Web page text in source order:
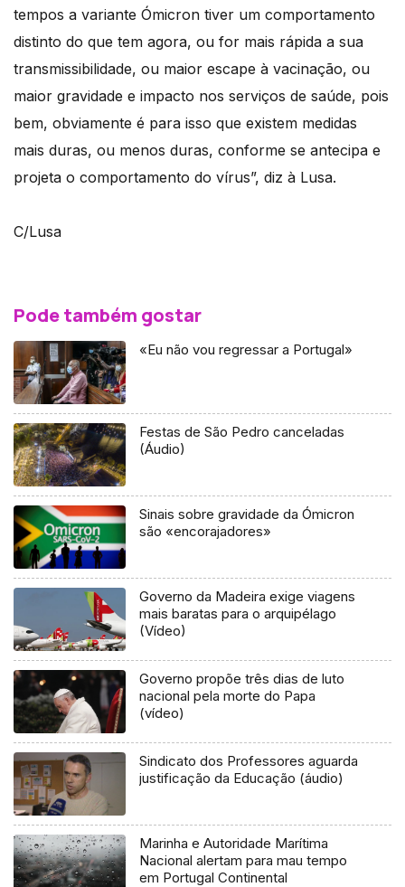
tempos a variante Ómicron tiver um comportamento
distinto do que tem agora, ou for mais rápida a sua
transmissibilidade, ou maior escape à vacinação, ou
maior gravidade e impacto nos serviços de saúde, pois
bem, obviamente é para isso que existem medidas
mais duras, ou menos duras, conforme se antecipa e
projeta o comportamento do vírus”, diz à Lusa.
C/Lusa
Pode também gostar
«Eu não vou regressar a Portugal»
Festas de São Pedro canceladas
(Áudio)
Sinais sobre gravidade da Ómicron
são «encorajadores»
Governo da Madeira exige viagens
mais baratas para o arquipélago
(Vídeo)
Governo propõe três dias de luto
nacional pela morte do Papa
(vídeo)
Sindicato dos Professores aguarda
justificação da Educação (áudio)
Marinha e Autoridade Marítima
Nacional alertam para mau tempo
em Portugal Continental